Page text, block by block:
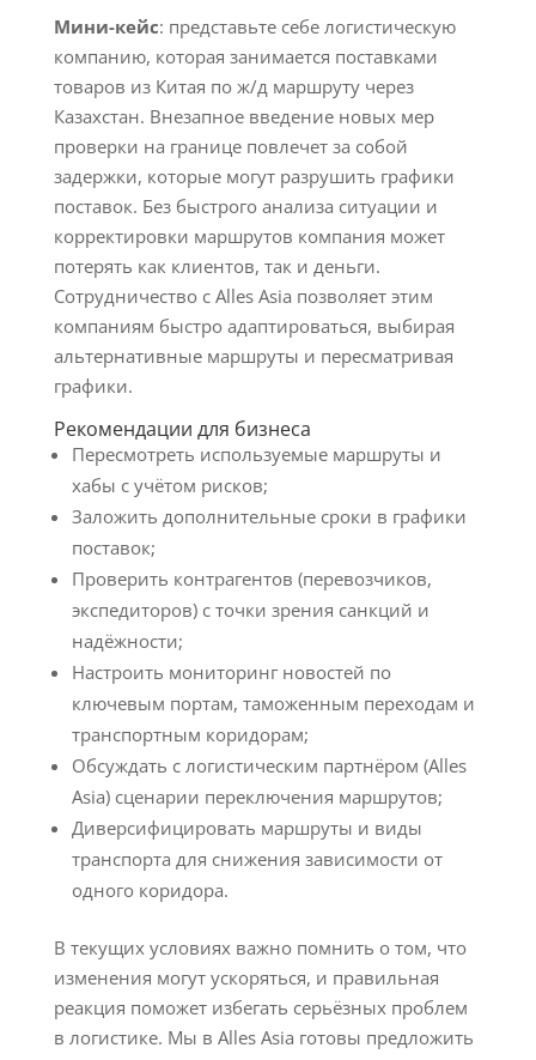
Мини-кейс: представьте себе логистическую
компанию, которая занимается поставками
товаров из Китая по ж/д маршруту через
Казахстан. Внезапное введение новых мер
проверки на границе повлечет за собой
задержки, которые могут разрушить графики
поставок. Без быстрого анализа ситуации и
корректировки маршрутов компания может
потерять как клиентов, так и деньги.
Сотрудничество с Alles Asia позволяет этим
компаниям быстро адаптироваться, выбирая
альтернативные маршруты и пересматривая
графики.
Рекомендации для бизнеса
Пересмотреть используемые маршруты и
хабы с учётом рисков;
Заложить дополнительные сроки в графики
поставок;
Проверить контрагентов (перевозчиков,
экспедиторов) с точки зрения санкций и
надёжности;
Настроить мониторинг новостей по
ключевым портам, таможенным переходам и
транспортным коридорам;
Обсуждать с логистическим партнёром (Alles
Asia) сценарии переключения маршрутов;
Диверсифицировать маршруты и виды
транспорта для снижения зависимости от
одного коридора.
В текущих условиях важно помнить о том, что
изменения могут ускоряться, и правильная
реакция поможет избегать серьёзных проблем
в логистике. Мы в Alles Asia готовы предложить